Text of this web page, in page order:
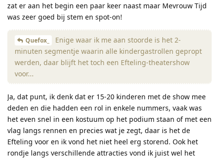
zat er aan het begin een paar keer naast maar Mevrouw Tijd
was zeer goed bij stem en spot-on!
Quefox_
Enige waar ik me aan stoorde is het 2-
minuten segmentje waarin alle kindergastrollen gepropt
werden, daar blijft het toch een Efteling-theatershow
voor...
Ja, dat punt, ik denk dat er 15-20 kinderen met de show mee
deden en die hadden een rol in enkele nummers, vaak was
het even snel in een kostuum op het podium staan of met een
vlag langs rennen en precies wat je zegt, daar is het de
Efteling voor en ik vond het niet heel erg storend. Ook het
rondje langs verschillende attracties vond ik juist wel het